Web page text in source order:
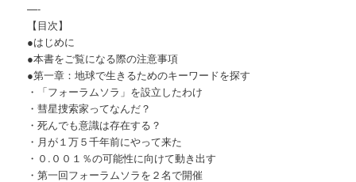
—-
【目次】
●はじめに
●本書をご覧になる際の注意事項
●第一章：地球で生きるためのキーワードを探す
・「フォーラムソラ」を設立したわけ
・彗星捜索家ってなんだ？
・死んでも意識は存在する？
・月が１万５千年前にやって来た
・０.００１％の可能性に向けて動き出す
・第一回フォーラムソラを２名で開催